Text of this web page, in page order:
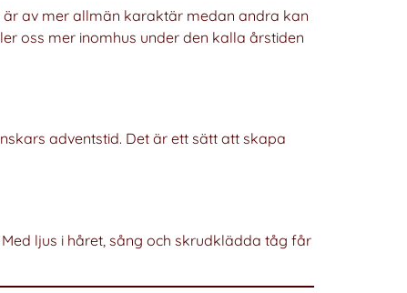
av mer allmän karaktär medan andra kan
oss mer inomhus under den kalla årstiden
adventstid. Det är ett sätt att skapa
ljus i håret, sång och skrudklädda tåg får